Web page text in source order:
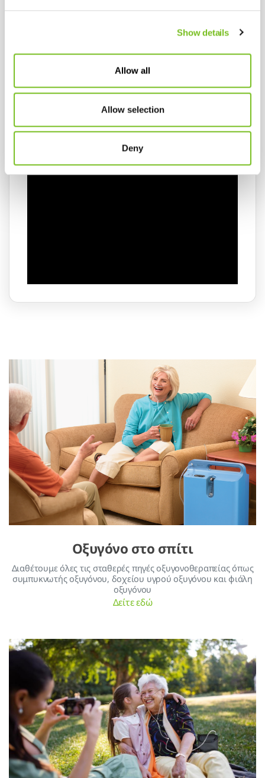
Show details
Allow all
Allow selection
Deny
Διαθέτουν μπαταρίαγια να
μπορούν να μετακινηθούν και εκτός σπιτιού.
Έχουν την δυνατότητα να δουλεύουν και με
συνεχή ροή, όπως και οσταθερόςαλλά και με
χαρακτηριστικά και των 2 "κόσμων", δίνοντας μια
υβριδική λύσηστο πρόβλημα της φορητότητας
σχυρή απόδοση και αυτονομία.
Οξυγόνο στο σπίτι
Διαθέτουμε όλες τις σταθερές πηγές οξυγονοθεραπείας όπως
συμπυκνωτής οξυγόνου, δοχείου υγρού οξυγόνου και φιάλη
οξυγόνου
Δείτε εδώ